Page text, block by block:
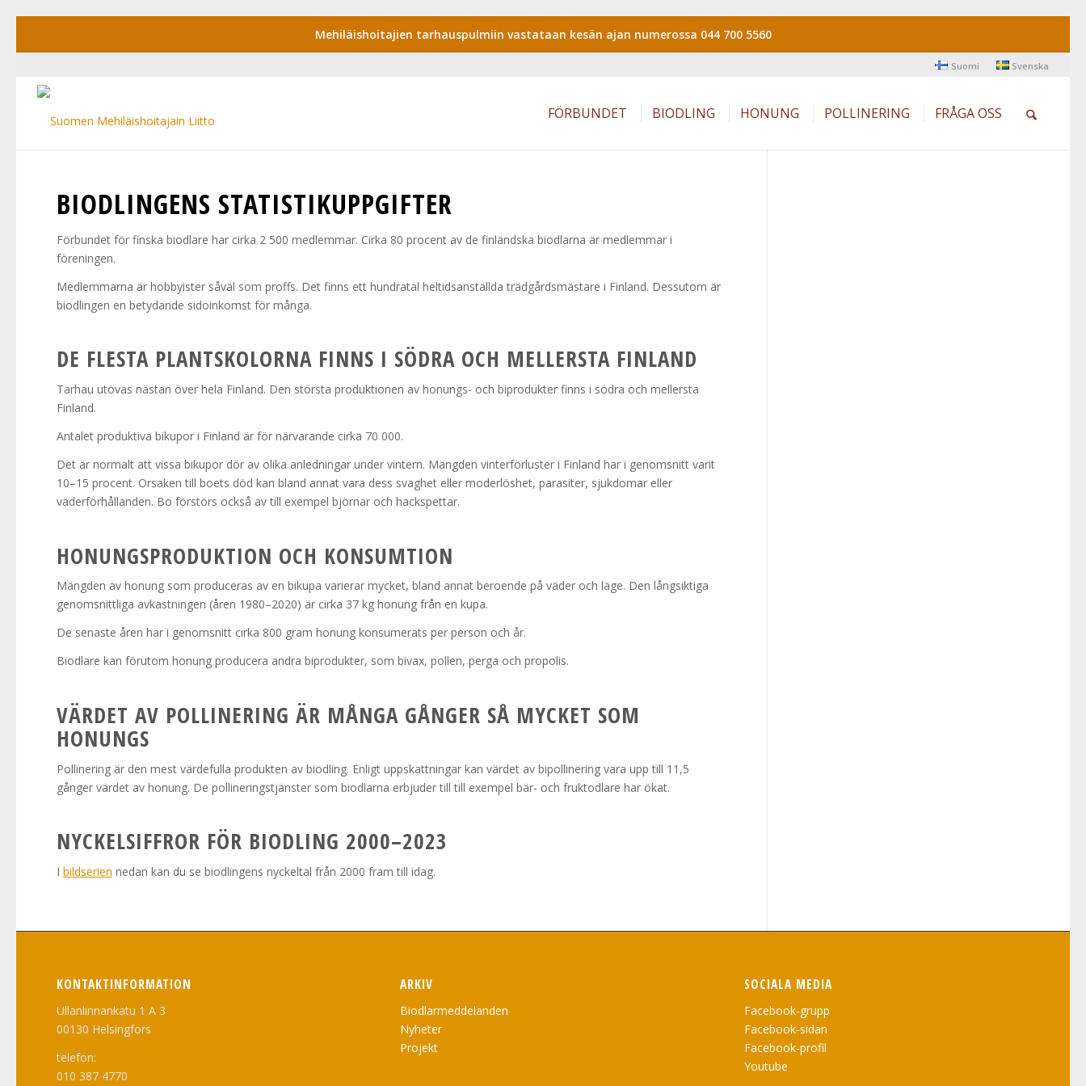
Mehiläishoitajien tarhauspulmiin vastataan kesän ajan numerossa 044 700 5560
Suomi Svenska
FÖRBUNDET BIODLING HONUNG POLLINERING FRÅGA OSS
BIODLINGENS STATISTIKUPPGIFTER
Förbundet för finska biodlare har cirka 2 500 medlemmar. Cirka 80 procent av de finländska biodlarna är medlemmar i
föreningen.
Medlemmarna är hobbyister såväl som proffs. Det finns ett hundratal heltidsanställda trädgårdsmästare i Finland. Dessutom är
biodlingen en betydande sidoinkomst för många.
DE FLESTA PLANTSKOLORNA FINNS I SÖDRA OCH MELLERSTA FINLAND
Tarhau utövas nästan över hela Finland. Den största produktionen av honungs- och biprodukter finns i södra och mellersta
Finland.
Antalet produktiva bikupor i Finland är för närvarande cirka 70 000.
Det är normalt att vissa bikupor dör av olika anledningar under vintern. Mängden vinterförluster i Finland har i genomsnitt varit
10–15 procent. Orsaken till boets död kan bland annat vara dess svaghet eller moderlöshet, parasiter, sjukdomar eller
väderförhållanden. Bo förstörs också av till exempel björnar och hackspettar.
HONUNGSPRODUKTION OCH KONSUMTION
Mängden av honung som produceras av en bikupa varierar mycket, bland annat beroende på väder och läge. Den långsiktiga
genomsnittliga avkastningen (åren 1980–2020) är cirka 37 kg honung från en kupa.
De senaste åren har i genomsnitt cirka 800 gram honung konsumerats per person och år.
Biodlare kan förutom honung producera andra biprodukter, som bivax, pollen, perga och propolis.
VÄRDET AV POLLINERING ÄR MÅNGA GÅNGER SÅ MYCKET SOM
HONUNGS
Pollinering är den mest värdefulla produkten av biodling. Enligt uppskattningar kan värdet av bipollinering vara upp till 11,5
gånger värdet av honung. De pollineringstjänster som biodlarna erbjuder till till exempel bär- och fruktodlare har ökat.
NYCKELSIFFROR FÖR BIODLING 2000–2023
I bildserien nedan kan du se biodlingens nyckeltal från 2000 fram till idag.
KONTAKTINFORMATION
Ullanlinnankatu 1 A 3
00130 Helsingfors
telefon:
010 387 4770
ARKIV
Biodlarmeddelanden
Nyheter
Projekt
SOCIALA MEDIA
Facebook-grupp
Facebook-sidan
Facebook-profil
Youtube